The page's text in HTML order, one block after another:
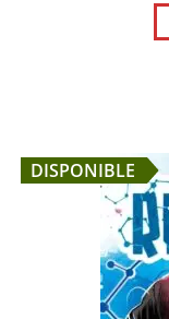
DISPONIBLE